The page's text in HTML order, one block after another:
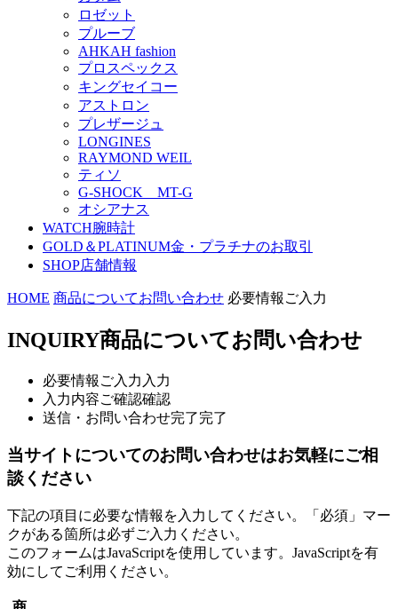
ロゼット
プルーブ
AHKAH fashion
プロスペックス
キングセイコー
アストロン
プレザージュ
LONGINES
RAYMOND WEIL
ティソ
G-SHOCK MT-G
オシアナス
WATCH腕時計
GOLD＆PLATINUM金・プラチナのお取引
SHOP店舗情報
HOME 商品についてお問い合わせ 必要情報ご入力
INQUIRY商品についてお問い合わせ
必要情報ご入力 入力
入力内容ご確認確認
送信・お問い合わせ完了完了
当サイトについてのお問い合わせはお気軽にご相
談ください
下記の項目に必要な情報を入力してください。「必須」マー
クがある箇所は必ずご入力ください。
このフォームはJavaScriptを使用しています。JavaScriptを有
効にしてご利用ください。